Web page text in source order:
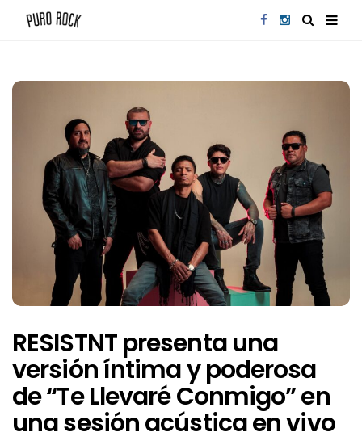
RESISTNT presenta una
versión íntima y poderosa
de “Te Llevaré Conmigo” en
una sesión acústica en vivo